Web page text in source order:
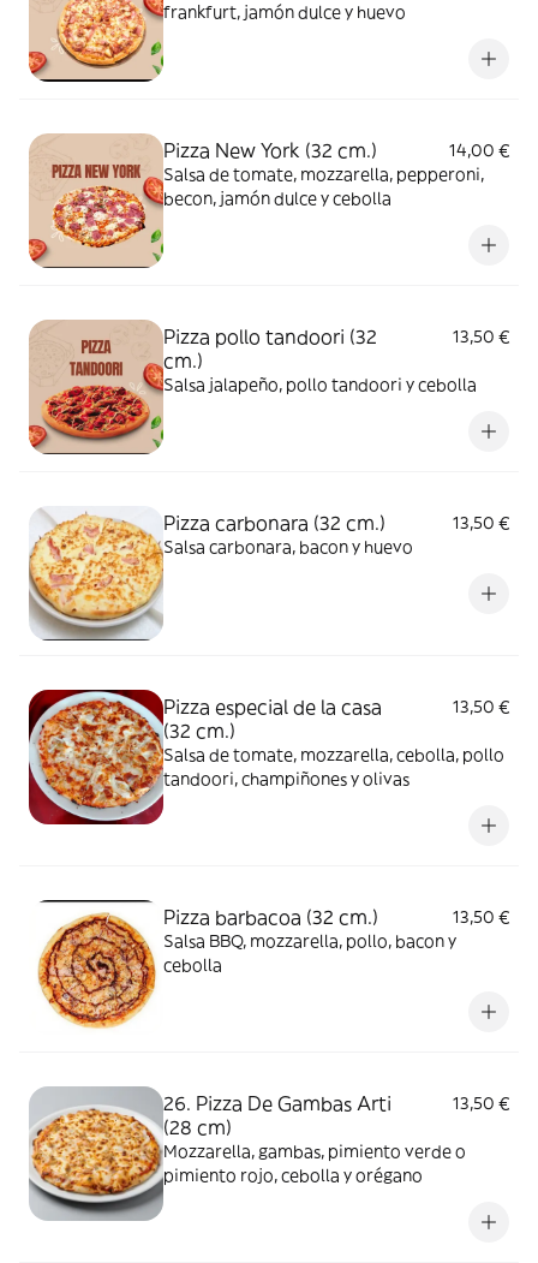
frankfurt, jamón dulce y huevo
Pizza New York (32 cm.)
14,00 €
Salsa de tomate, mozzarella, pepperoni,
becon, jamón dulce y cebolla
Pizza pollo tandoori (32
cm.)
13,50 €
Salsa jalapeño, pollo tandoori y cebolla
Pizza carbonara (32 cm.)
13,50 €
Salsa carbonara, bacon y huevo
Pizza especial de la casa
(32 cm.)
13,50 €
Salsa de tomate, mozzarella, cebolla, pollo
tandoori, champiñones y olivas
Pizza barbacoa (32 cm.)
13,50 €
Salsa BBQ, mozzarella, pollo, bacon y
cebolla
26. Pizza De Gambas Arti
(28 cm)
13,50 €
Mozzarella, gambas, pimiento verde o
pimiento rojo, cebolla y orégano